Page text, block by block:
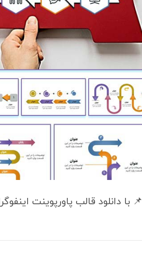
📌 با دانلود قالب پاورپوینت